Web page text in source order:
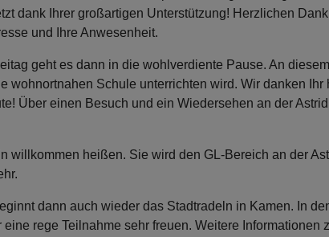
dank Ihrer großartigen Unterstützung! Herzlichen
und Ihre Anwesenheit.
geht es dann in die wohlverdiente Pause. An
wohnortnahen Schule unterrichten wird. Wir danken
Über einen Besuch und ein Wiedersehen an der
willkommen heißen. Sie wird den GL-Bereich an der
dann auch wieder das Stadtradeln in Kamen. In
rege Teilnahme sehr freuen. Weitere Informationen